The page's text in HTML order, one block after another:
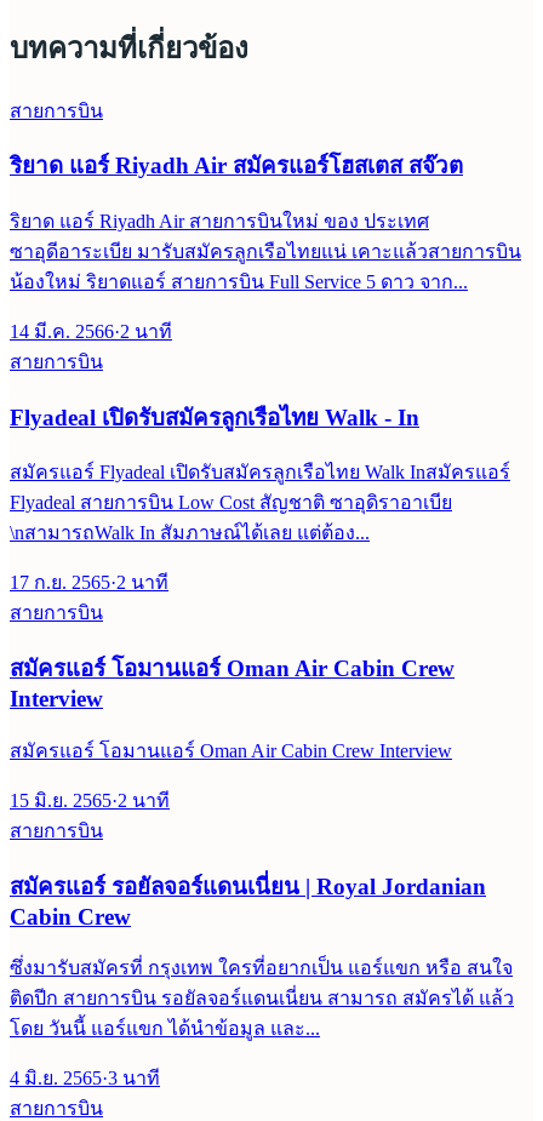
บทความที่เกี่ยวข้อง
สายการบิน
ริยาด แอร์ Riyadh Air สมัครแอร์โฮสเตส สจ๊วต
ริยาด แอร์ Riyadh Air สายการบินใหม่ ของ ประเทศ
ซาอุดีอาระเบีย มารับสมัครลูกเรือไทยแน่ เคาะแล้วสายการบิน
น้องใหม่ ริยาดแอร์ สายการบิน Full Service 5 ดาว จาก...
14 มี.ค. 2566·2 นาที
สายการบิน
Flyadeal เปิดรับสมัครลูกเรือไทย Walk - In
สมัครแอร์ Flyadeal เปิดรับสมัครลูกเรือไทย Walk Inสมัครแอร์
Flyadeal สายการบิน Low Cost สัญชาติ ซาอุดิราอาเบีย
\nสามารถWalk In สัมภาษณ์ได้เลย แต่ต้อง...
17 ก.ย. 2565·2 นาที
สายการบิน
สมัครแอร์ โอมานแอร์ Oman Air Cabin Crew
Interview
สมัครแอร์ โอมานแอร์ Oman Air Cabin Crew Interview
15 มิ.ย. 2565·2 นาที
สายการบิน
สมัครแอร์ รอยัลจอร์แดนเนี่ยน | Royal Jordanian
Cabin Crew
ซึ่งมารับสมัครที่ กรุงเทพ ใครที่อยากเป็น แอร์แขก หรือ สนใจ
ติดปีก สายการบิน รอยัลจอร์แดนเนี่ยน สามารถ สมัครได้ แล้ว
โดย วันนี้ แอร์แขก ได้นำข้อมูล และ...
4 มิ.ย. 2565·3 นาที
สายการบิน